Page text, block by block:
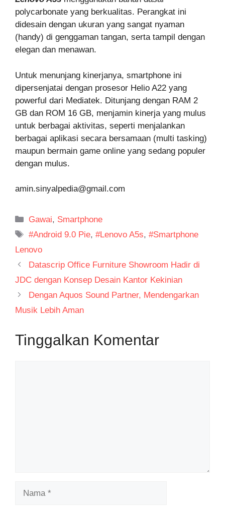
polycarbonate yang berkualitas. Perangkat ini
didesain dengan ukuran yang sangat nyaman
(handy) di genggaman tangan, serta tampil dengan
elegan dan menawan.
Untuk menunjang kinerjanya, smartphone ini
dipersenjatai dengan prosesor Helio A22 yang
powerful dari Mediatek. Ditunjang dengan RAM 2
GB dan ROM 16 GB, menjamin kinerja yang mulus
untuk berbagai aktivitas, seperti menjalankan
berbagai aplikasi secara bersamaan (multi tasking)
maupun bermain game online yang sedang populer
dengan mulus.
amin.sinyalpedia@gmail.com
Kategori
Gawai, Smartphone
Tag
#Android 9.0 Pie,#Lenovo A5s,#Smartphone
Lenovo
Datascrip Office Furniture Showroom Hadir di
JDC dengan Konsep Desain Kantor Kekinian
Dengan Aquos Sound Partner, Mendengarkan
Musik Lebih Aman
Tinggalkan Komentar